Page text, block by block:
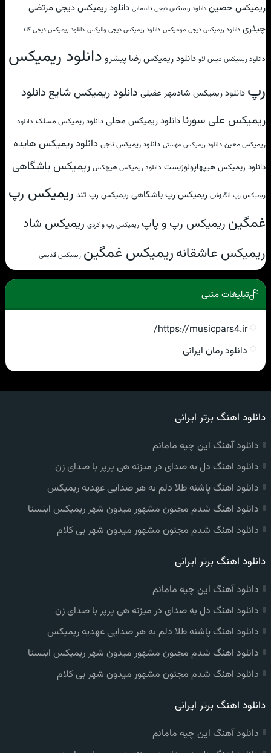
ریمیکس حصین دانلود ریمیکس دیجی تاسمانی دانلود ریمیکس دیجی مرتضی
چیذری دانلود ریمیکس دیجی مومیکس دانلود ریمیکس دیجی والیکس دانلود ریمیکس دیجی گلد
دانلود ریمیکس دیس لاو دانلود ریمیکس رضا پیشرو دانلود ریمیکس
رپ دانلود ریمیکس شادمهر عقیلی دانلود ریمیکس شایع دانلود
ریمیکس علی سورنا دانلود ریمیکس محلی دانلود ریمیکس مسلک دانلود
ریمیکس معین دانلود ریمیکس مهستی دانلود ریمیکس ناجی دانلود ریمیکس هایده
دانلود ریمیکس هیپهاپولوژیست دانلود ریمیکس هیچکس ریمیکس باشگاهی
ریمیکس رپ انگیزشی ریمیکس رپ باشگاهی ریمیکس رپ تند ریمیکس رپ
غمگین ریمیکس رپ و پاپ ریمیکس رپ و کردی ریمیکس شاد
ریمیکس عاشقانهریمیکس غمگین ریمیکس قدیمی
تبلیغات متنی
https://musicpars4.ir/
دانلود رمان ایرانی
دانلود اهنگ برتر ایرانی
دانلود آهنگ این چیه مامانم
دانلود اهنگ دل به صدای در میزنه هی پرپر با صدای زن
دانلود اهنگ پاشنه طلا دلم به هر صدایی عهدیه ریمیکس
دانلود اهنگ شدم مجنون مشهور میدون شهر ریمیکس اینستا
دانلود اهنگ شدم مجنون مشهور میدون شهر بی کلام
دانلود اهنگ برتر ایرانی
دانلود آهنگ این چیه مامانم
دانلود اهنگ دل به صدای در میزنه هی پرپر با صدای زن
دانلود اهنگ پاشنه طلا دلم به هر صدایی عهدیه ریمیکس
دانلود اهنگ شدم مجنون مشهور میدون شهر ریمیکس اینستا
دانلود اهنگ شدم مجنون مشهور میدون شهر بی کلام
دانلود اهنگ برتر ایرانی
دانلود آهنگ این چیه مامانم